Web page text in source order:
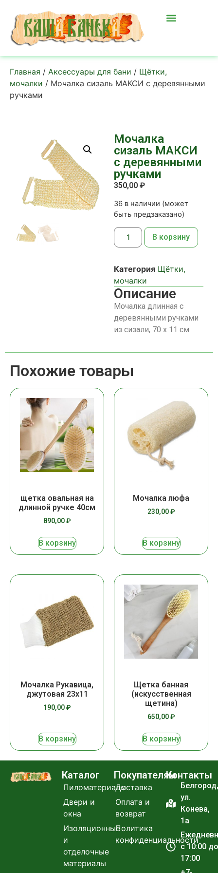
Главная / Аксессуары для бани / Щётки,
мочалки / Мочалка сизаль МАКСИ с деревянными
ручками
Мочалка
сизаль МАКСИ
с деревянными
ручками
350,00 ₽
36 в наличии (может
быть предзаказано)
В корзину
Категория Щётки,
мочалки
Описание
Мочалка длинная с
деревянными ручками
из сизали, 70 х 11 см
Похожие товары
щетка овальная на
длинной ручке 40см
890,00₽
В корзину
Мочалка люфа
230,00₽
В корзину
Мочалка Рукавица,
джутовая 23х11
190,00₽
В корзину
Щетка банная
(искусственная
щетина)
650,00₽
В корзину
Каталог
Пиломатериалы
Двери и
окна
Изоляционные
и
отделочные
материалы
Покупателям
Доставка
Оплата и
возврат
Политика
конфиденциальности
Контакты
Белгород,
ул.
Конева,
1а
с 10:00 до
17:00